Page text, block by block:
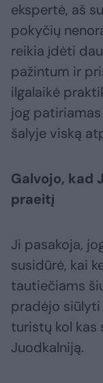
ekspertė, aš
pokyčių
reikia įdėti
pažintum ir
ilgalaikė
jog
šalyje viską
Galvojo, kad
praeitį
Ji pasakoja,
susidūrė, kai
tautiečiams
pradėjo
turistų kol
Juodkalniją.